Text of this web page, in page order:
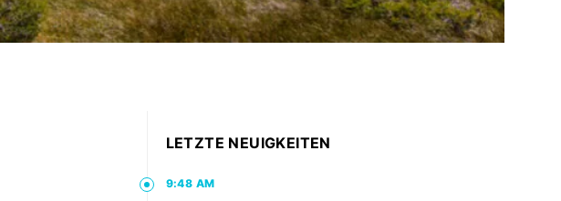
LETZTE NEUIGKEITEN
9:48 AM